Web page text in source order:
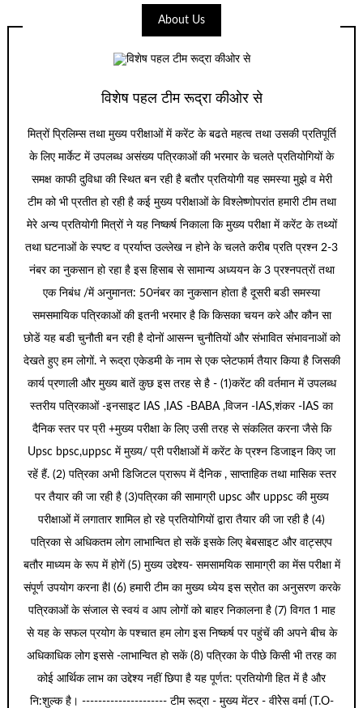
About Us
विशेष पहल टीम रूद्रा कीओर से
मित्रों प्रिलिम्स तथा मुख्य परीक्षाओं में करेंट के बढते महत्व तथा उसकी प्रतिपूर्ति
के लिए मार्केट में उपलब्ध असंख्य पत्रिकाओं की भरमार के चलते प्रतियोगियों के
समक्ष काफी दुविधा की स्थित बन रही है बतौर प्रतियोगी यह समस्या मुझे व मेरी
टीम को भी प्रतीत हो रही है कई मुख्य परीक्षाओं के विश्लेष्णोपरांत हमारी टीम तथा
मेरे अन्य प्रतियोगी मित्रों ने यह निष्कर्ष निकाला कि मुख्य परीक्षा में करेंट के तथ्यों
तथा घटनाओं के स्पष्ट व प्रर्याप्त उल्लेख न होने के चलते करीब प्रति प्रश्न 2-3
नंबर का नुकसान हो रहा है इस हिसाब से सामान्य अध्ययन के 3 प्रश्नपत्रों तथा
एक निबंध /में अनुमानत: 50नंबर का नुकसान होता है दूसरी बडी समस्या
समसमायिक पत्रिकाओं की इतनी भरमार है कि किसका चयन करे और कौन सा
छोडें यह बडी चुनौती बन रही है दोनों आसन्न चुनौतियों और संभावित संभावनाओं को
देखते हुए हम लोगों. ने रूद्रा एकेडमी के नाम से एक प्लेटफार्म तैयार किया है जिसकी
कार्य प्रणाली और मुख्य बातें कुछ इस तरह से है - (1)करेंट की वर्तमान में उपलब्ध
स्तरीय पत्रिकाओं -इनसाइट IAS ,IAS -BABA ,विजन -IAS,शंकर -IAS का
दैनिक स्तर पर प्री +मुख्य परीक्षा के लिए उसी तरह से संकलित करना जैसे कि
Upsc bpsc,uppsc में मुख्य/ प्री परीक्षाओं में करेंट के प्रश्न डिजाइन किए जा
रहें हैं. (2) पत्रिका अभी डिजिटल प्रारूप में दैनिक , साप्ताहिक तथा मासिक स्तर
पर तैयार की जा रही है (3)पत्रिका की सामाग्री upsc और uppsc की मुख्य
परीक्षाओं में लगातार शामिल हो रहे प्रतियोगियों द्वारा तैयार की जा रही है (4)
पत्रिका से अधिकतम लोग लाभान्वित हो सकें इसके लिए बेबसाइट और वाट्सएप
बतौर माध्यम के रूप में होगें (5) मुख्य उद्देश्य- समसामयिक सामाग्री का मेंस परीक्षा में
संपूर्ण उपयोग करना हैl (6) हमारी टीम का मुख्य ध्येय इस स्रोत का अनुसरण करके
पत्रिकाओं के संजाल से स्वयं व आप लोगों को बाहर निकालना है (7) विगत 1 माह
से यह के सफल प्रयोग के पश्चात हम लोग इस निष्कर्ष पर पहुंचें की अपने बीच के
अधिकाधिक लोग इससे -लाभान्वित हो सकें (8) पत्रिका के पीछे किसी भी तरह का
कोई आर्थिक लाभ का उद्देश्य नहीं छिपा है यह पूर्णत: प्रतियोगी हित में है और
नि:शुल्क है। --------------------- टीम रूद्रा - मुख्य मेंटर - वीरेेस वर्मा (T.O-